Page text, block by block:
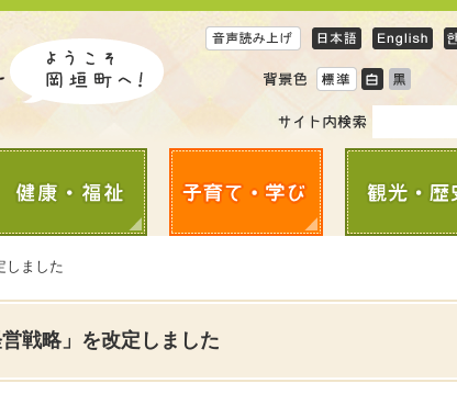
しました
戦略」を改定しました